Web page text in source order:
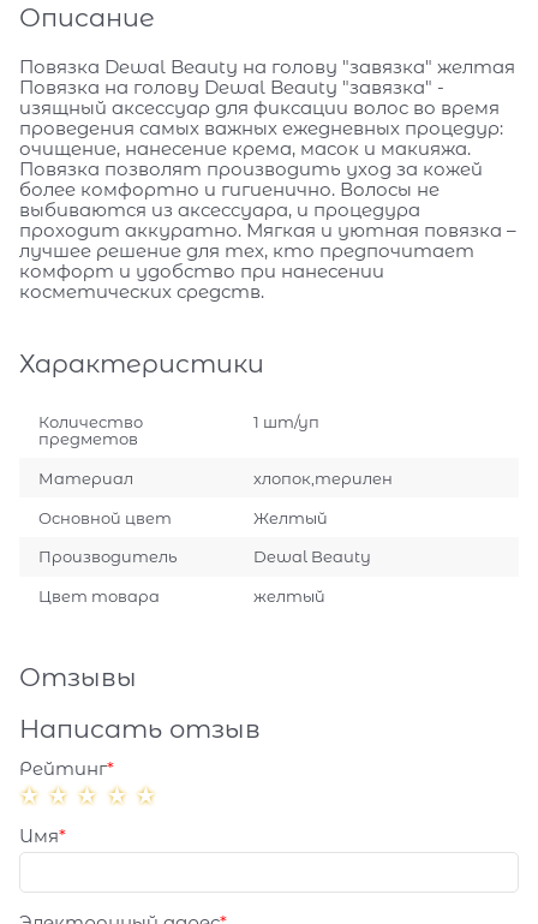
Описание
Повязка Dewal Beauty на голову "завязка" желтая
Повязка на голову Dewal Beauty "завязка" -
изящный аксессуар для фиксации волос во время
проведения самых важных ежедневных процедур:
очищение, нанесение крема, масок и макияжа.
Повязка позволят производить уход за кожей
более комфортно и гигиенично. Волосы не
выбиваются из аксессуара, и процедура
проходит аккуратно. Мягкая и уютная повязка –
лучшее решение для тех, кто предпочитает
комфорт и удобство при нанесении
косметических средств.
Характеристики
Количество
предметов
1 шт/уп
Материал хлопок,терилен
Основной цвет Желтый
Производитель Dewal Beauty
Цвет товара желтый
Отзывы
Написать отзыв
Рейтинг
Имя